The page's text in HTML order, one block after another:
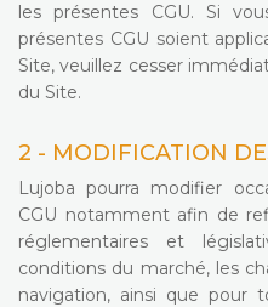
les présentes CGU. Si
présentes CGU soient
Site, veuillez cesser
du Site.
2 - MODIFICATION
Lujoba pourra modifier
CGU notamment afin de
réglementaires et
conditions du marché, les
navigation, ainsi que pour